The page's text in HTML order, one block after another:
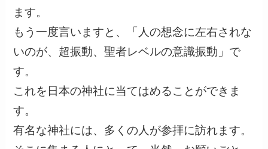
ます。
もう一度言いますと、「人の想念に左右されな
いのが、超振動、聖者レベルの意識振動」で
す。
これを日本の神社に当てはめることができま
す。
有名な神社には、多くの人が参拝に訪れます。